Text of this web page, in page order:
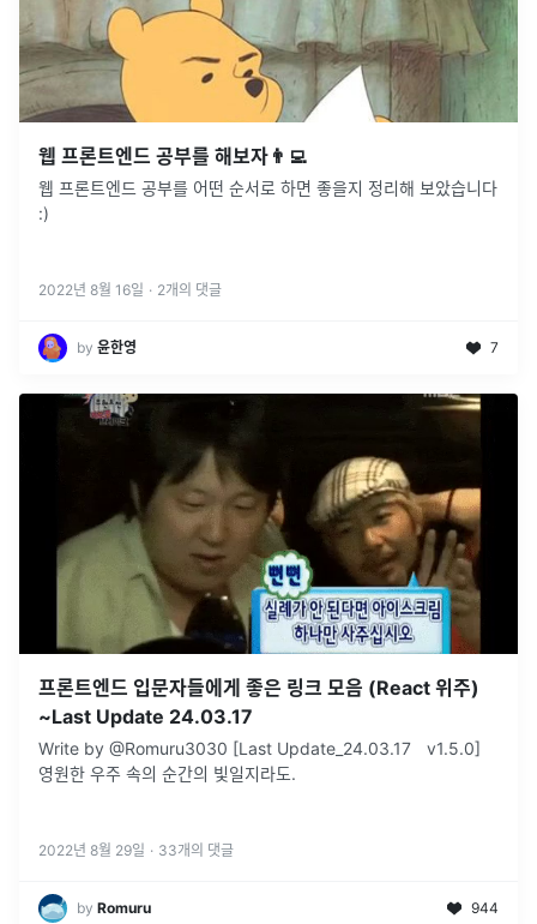
웹 프론트엔드 공부를 해보자👨‍💻
웹 프론트엔드 공부를 어떤 순서로 하면 좋을지 정리해 보았습니다
:)
2022년 8월 16일 · 2개의 댓글
by 윤한영 7
프론트엔드 입문자들에게 좋은 링크 모음 (React 위주)
~Last Update 24.03.17
Write by @Romuru3030 [Last Update_24.03.17ㅤv1.5.0]
영원한 우주 속의 순간의 빛일지라도.
2022년 8월 29일 · 33개의 댓글
by Romuru 944